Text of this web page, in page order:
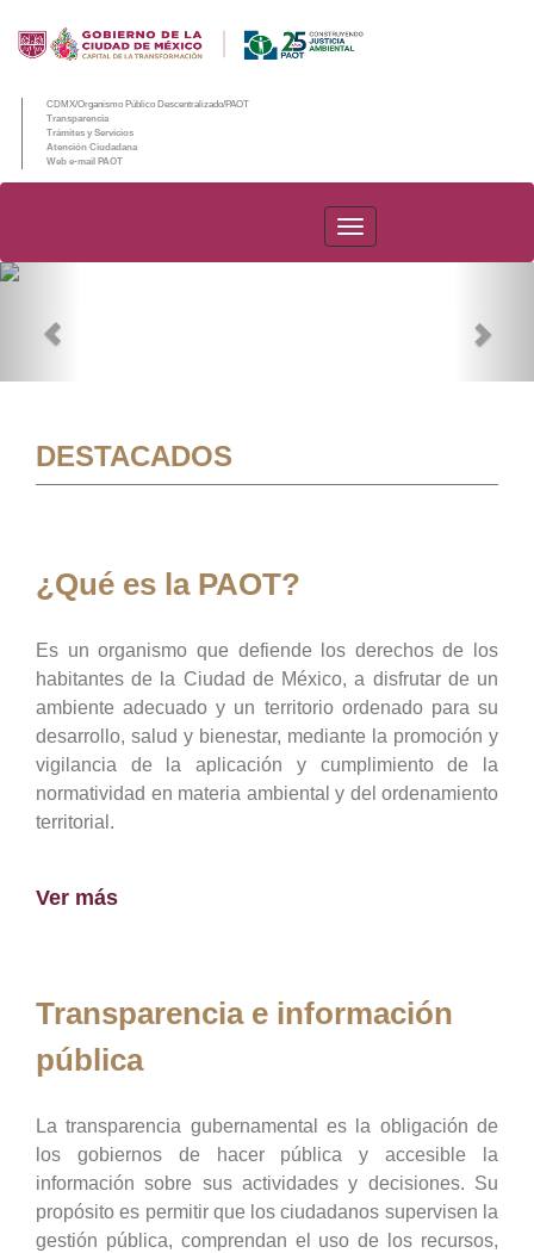
CDMX/Organismo Público Descentralizado/PAOT
Transparencia
Trámites y Servicios
Atención Ciudadana
Web e-mail PAOT
PAOT
DESTACADOS
¿Qué es la PAOT?
Es un organismo que defiende los derechos de los
habitantes de la Ciudad de México, a disfrutar de un
ambiente adecuado y un territorio ordenado para su
desarrollo, salud y bienestar, mediante la promoción y
vigilancia de la aplicación y cumplimiento de la
normatividad en materia ambiental y del ordenamiento
territorial.
Ver más
Transparencia e información
pública
La transparencia gubernamental es la obligación de
los gobiernos de hacer pública y accesible la
información sobre sus actividades y decisiones. Su
propósito es permitir que los ciudadanos supervisen la
gestión pública, comprendan el uso de los recursos,